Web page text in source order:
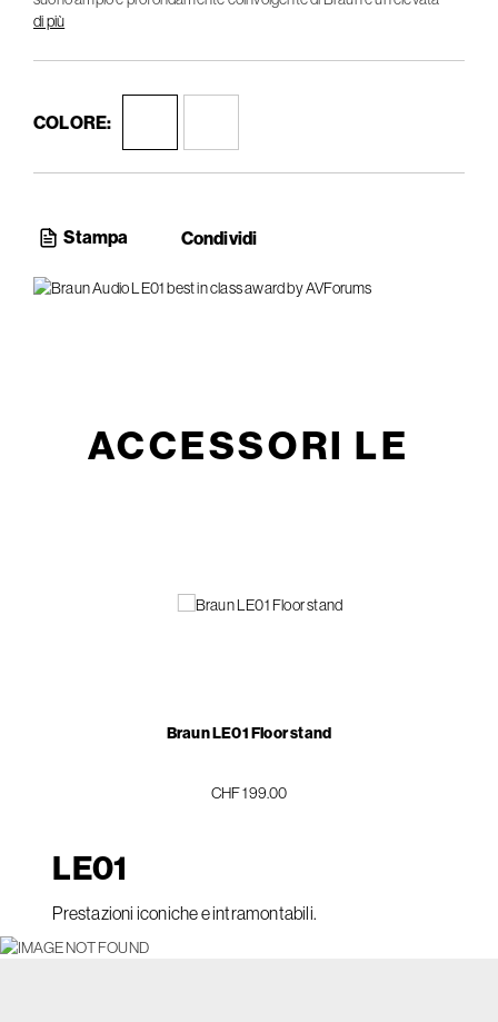
gamma dinamica con una chiarezza cristallina.
di più
COLORE:
Stampa Condividi
ACCESSORI LE
Braun LE01 Floor stand
CHF 199.00
LE01
Prestazioni iconiche e intramontabili.